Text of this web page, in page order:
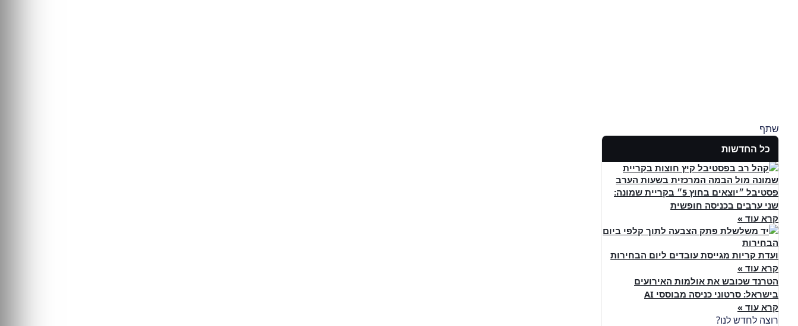
שתף
כל החדשות
פסטיבל ״יוצאים בחוץ 5״ בקריית שמונה:
שני ערבים בכניסה חופשית
קרא עוד »
ועדת קריות מגייסת עובדים ליום הבחירות
קרא עוד »
הטרנד שכובש את אולמות האירועים
בישראל: סרטוני כניסה מבוססי AI
קרא עוד »
רוצה לחדש לנו?